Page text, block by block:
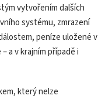
vytvořením dalších
systému, zmrazení
peníze uložené v
a v krajním případě i
který nelze